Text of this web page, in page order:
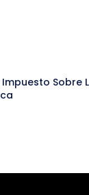
Impuesto Sobre